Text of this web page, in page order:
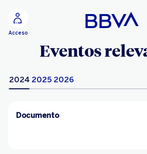
Acceso
Eventos
2024 2025 2026
Documento